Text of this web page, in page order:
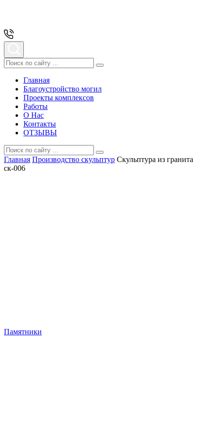
Главная
Благоустройство могил
Проекты комплексов
Работы
О Нас
Контакты
ОТЗЫВЫ
Главная Производство скульптур Скульптура из гранита
ск-006
Памятники